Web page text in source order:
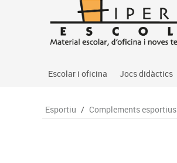
Escolar i oficina
Arxiu, carpetes i classificadors
Jocs didàctics
Primeres edats
Esportiu / Complements esportius